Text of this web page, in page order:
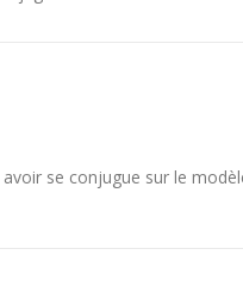
se conjugue sur le